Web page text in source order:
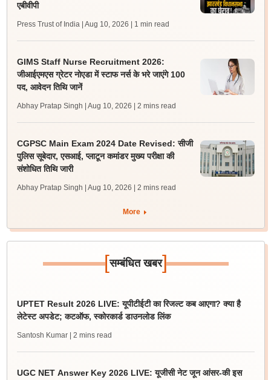
एबीवीपी
Press Trust of India | Aug 10, 2026 | 1 min read
GIMS Staff Nurse Recruitment 2026:
जीआईएमएस ग्रेटर नोएडा में स्टाफ नर्स के भरे जाएंगे 100
पद, आवेदन तिथि जानें
Abhay Pratap Singh | Aug 10, 2026 | 2 mins read
CGPSC Main Exam 2024 Date Revised: सीजी
पुलिस सूबेदार, एसआई, प्लाटून कमांडर मुख्य परीक्षा की
संशोधित तिथि जारी
Abhay Pratap Singh | Aug 10, 2026 | 2 mins read
More
[सम्बंधित खबर]
UPTET Result 2026 LIVE: यूपीटीईटी का रिजल्ट कब आएगा? क्या है
लेटेस्ट अपडेट; कटऑफ, स्कोरकार्ड डाउनलोड लिंक
Santosh Kumar | 2 mins read
UGC NET Answer Key 2026 LIVE: यूजीसी नेट जून आंसर-की इस